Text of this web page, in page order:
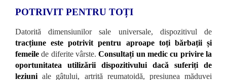
POTRIVIT PENTRU TOȚI
Datorită dimensiunilor sale universale, dispozitivul de
tracțiune este potrivit pentru aproape toți bărbații și
femeilede diferite vârste.Consultați un medic cu privire la
oportunitatea utilizării dispozitivului dacă suferiți de
leziuni ale gâtului, artrită reumatoidă, presiunea măduvei